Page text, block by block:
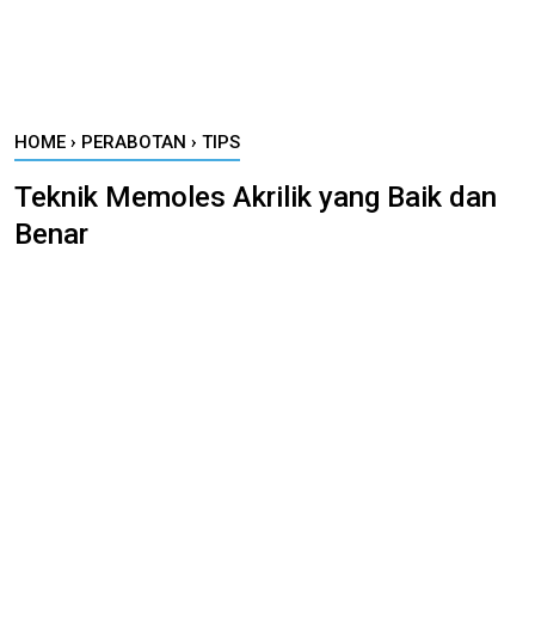
HOME › PERABOTAN › TIPS
Teknik Memoles Akrilik yang Baik dan
Benar